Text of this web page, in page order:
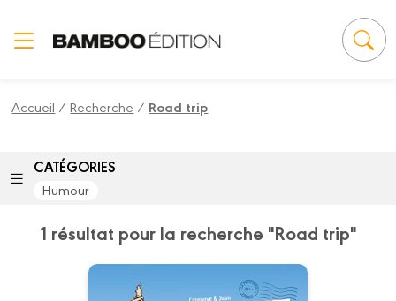
Accueil /Recherche / Road trip
CATÉGORIES
Humour
1 résultat pour la recherche "Road trip"